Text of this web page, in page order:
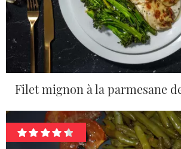
Filet mignon à la parmesane